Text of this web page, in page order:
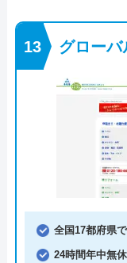
グローバ
全国17都府県
24時間年中無